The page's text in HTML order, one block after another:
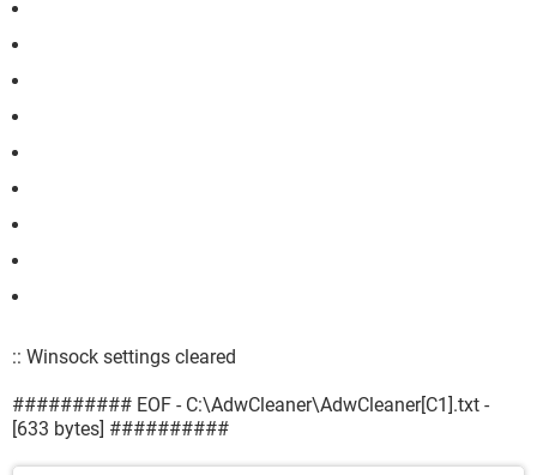
:: Winsock settings cleared
########## EOF - C:\AdwCleaner\AdwCleaner[C1].txt -
[633 bytes] ##########